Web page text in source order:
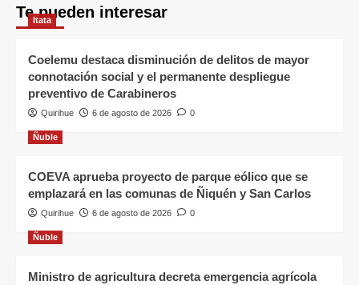
Te pueden interesar
Itata
Coelemu destaca disminución de delitos de mayor
connotación social y el permanente despliegue
preventivo de Carabineros
Quirihue 6 de agosto de 2026 0
Ñuble
COEVA aprueba proyecto de parque eólico que se
emplazará en las comunas de Ñiquén y San Carlos
Quirihue 6 de agosto de 2026 0
Ñuble
Ministro de agricultura decreta emergencia agrícola